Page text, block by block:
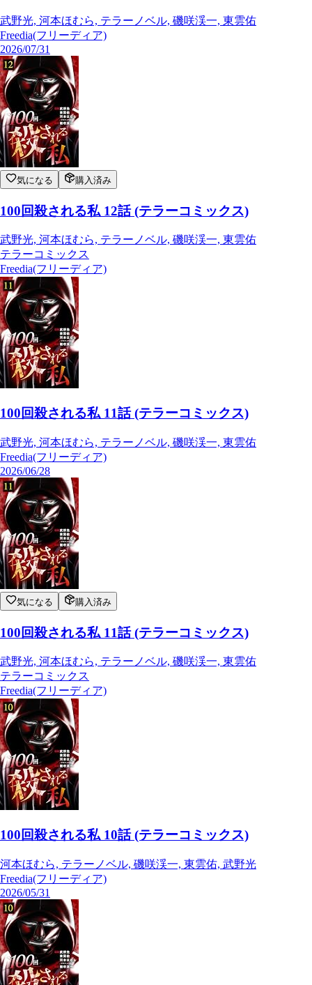
武野光, 河本ほむら, テラーノベル, 磯咲渓一, 東雲佑
Freedia(フリーディア)
2026/07/31
気になる 購入済み
100回殺される私 12話 (テラーコミックス)
武野光, 河本ほむら, テラーノベル, 磯咲渓一, 東雲佑
テラーコミックス
Freedia(フリーディア)
100回殺される私 11話 (テラーコミックス)
武野光, 河本ほむら, テラーノベル, 磯咲渓一, 東雲佑
Freedia(フリーディア)
2026/06/28
気になる 購入済み
100回殺される私 11話 (テラーコミックス)
武野光, 河本ほむら, テラーノベル, 磯咲渓一, 東雲佑
テラーコミックス
Freedia(フリーディア)
100回殺される私 10話 (テラーコミックス)
河本ほむら, テラーノベル, 磯咲渓一, 東雲佑, 武野光
Freedia(フリーディア)
2026/05/31